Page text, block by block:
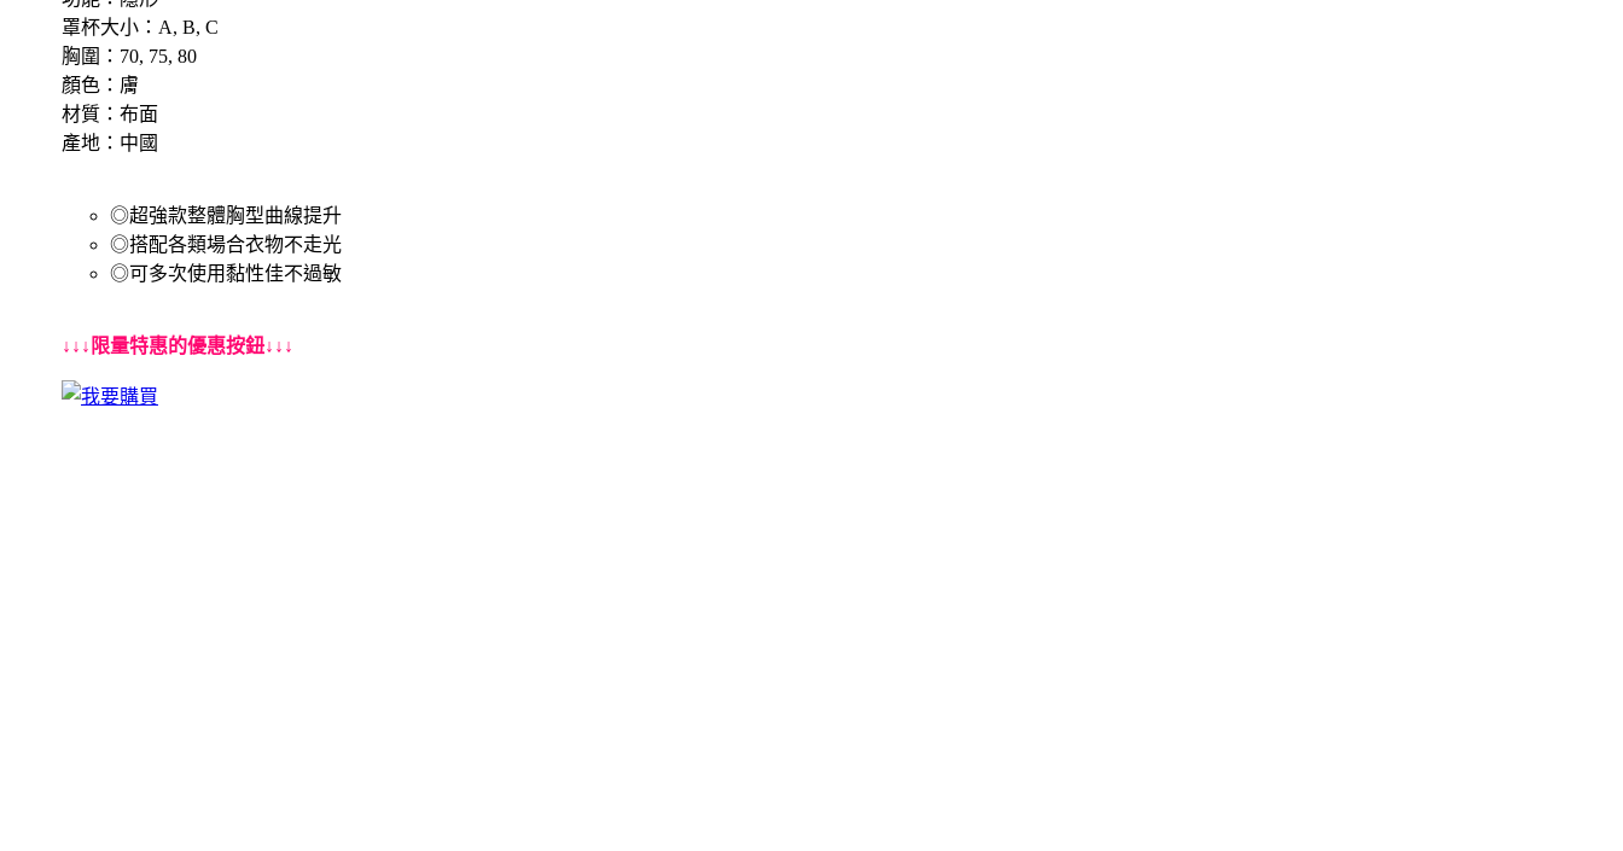
罩杯大小：A, B, C
胸圍：70, 75, 80
顏色：膚
材質：布面
產地：中國
◎超強款整體胸型曲線提升
◎搭配各類場合衣物不走光
◎可多次使用黏性佳不過敏
↓↓↓限量特惠的優惠按鈕↓↓↓